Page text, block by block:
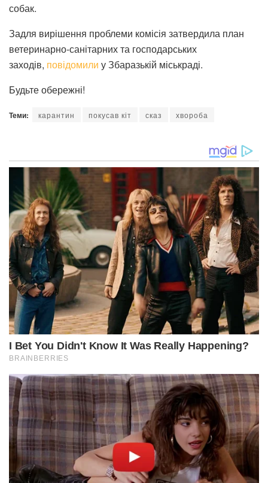
собак.
Задля вирішення проблеми комісія затвердила план
ветеринарно-санітарних та господарських
заходів, повідомили у Збаразькій міськраді.
Будьте обережні!
Теми: карантин покусав кіт сказ хвороба